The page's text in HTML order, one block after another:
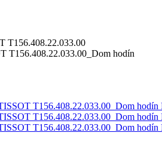
T156.408.22.033.00